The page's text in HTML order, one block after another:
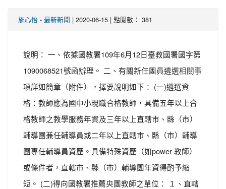
施心怡 - 最新新聞 | 2020-06-15 | 點閱數： 381
說明： 一、依據國教署109年6月12日臺教國署國字第
1090068521號函辦理。 二、有關新任團員遴選相關事
項詳如簡章（附件），擇要說明如下： (一)遴選資
格：教師應為國中小現職合格教師，具備五年以上合
格教師之教學服務年資及三年以上直轄市、縣（市）
輔導團兼任輔導員或二年以上直轄市、縣（市）輔導
團專任輔導員資歷。具備特殊資歷（如power 教師）
或條件者，直轄市、縣（市）輔導團年資得酌予縮
短。 (二)得向國教署推薦央團教師之單位： １、直轄